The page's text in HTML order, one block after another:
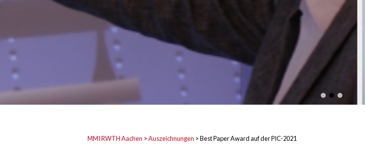
MMI RWTH Aachen >Auszeichnungen >Best Paper Award auf der PIC-2021